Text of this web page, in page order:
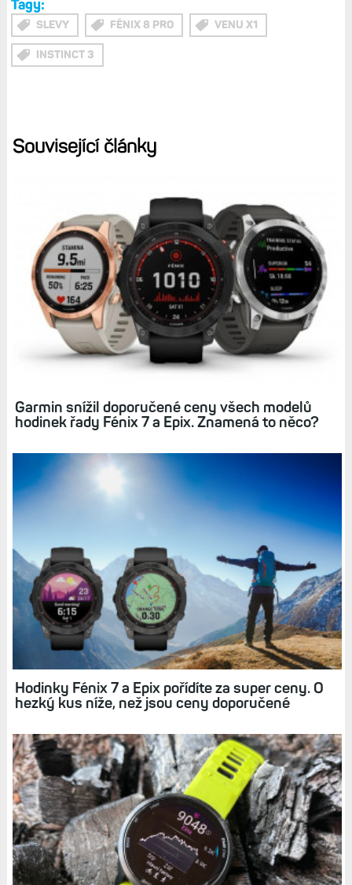
Tagy:
SLEVY FÉNIX 8 PRO VENU X1
INSTINCT 3
Související články
Garmin snížil doporučené ceny všech modelů
hodinek řady Fénix 7 a Epix. Znamená to něco?
Hodinky Fénix 7 a Epix pořídíte za super ceny. O
hezký kus níže, než jsou ceny doporučené